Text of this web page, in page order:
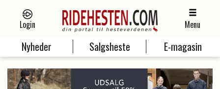
Login Menu
Nyheder Salgsheste E-magasin